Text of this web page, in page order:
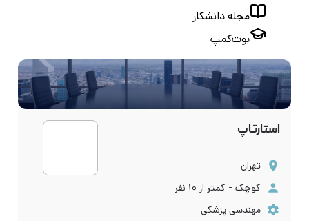
مجله دانشکار
بوت‌کمپ
استارتاپ
تهران
کوچک - کمتر از ۱۰ نفر
مهندسی پزشکی